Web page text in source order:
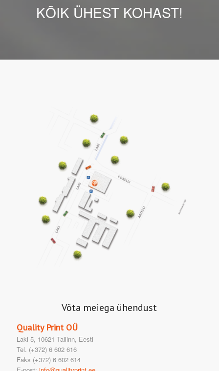
KÕIK ÜHEST KOHAST!
Võta meiega ühendust
Quality Print OÜ
Laki 5, 10621 Tallinn, Eesti
Tel. (+372) 6 602 616
Faks (+372) 6 602 614